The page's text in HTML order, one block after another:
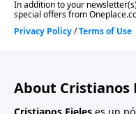
About Cristianos